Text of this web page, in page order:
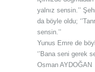
yalnız sensin.’’
da böyle oldu;
sensin.’’
Yunus Emre de
‘’Bana seni gerek
Osman AYDOĞAN